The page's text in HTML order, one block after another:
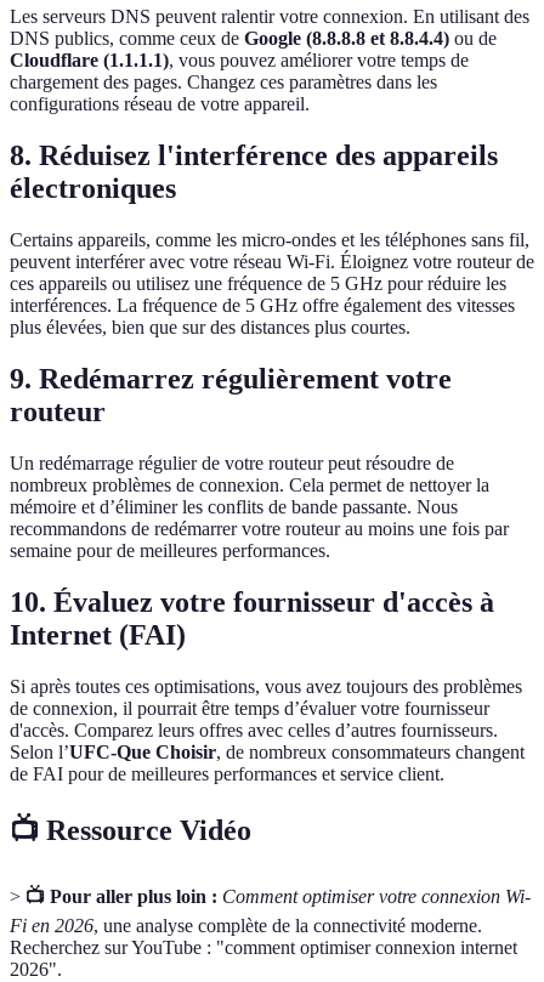
Les serveurs DNS peuvent ralentir votre connexion. En utilisant des
DNS publics, comme ceux de Google (8.8.8.8 et 8.8.4.4) ou de
Cloudflare (1.1.1.1), vous pouvez améliorer votre temps de
chargement des pages. Changez ces paramètres dans les
configurations réseau de votre appareil.
8. Réduisez l'interférence des appareils
électroniques
Certains appareils, comme les micro-ondes et les téléphones sans fil,
peuvent interférer avec votre réseau Wi-Fi. Éloignez votre routeur de
ces appareils ou utilisez une fréquence de 5 GHz pour réduire les
interférences. La fréquence de 5 GHz offre également des vitesses
plus élevées, bien que sur des distances plus courtes.
9. Redémarrez régulièrement votre
routeur
Un redémarrage régulier de votre routeur peut résoudre de
nombreux problèmes de connexion. Cela permet de nettoyer la
mémoire et d’éliminer les conflits de bande passante. Nous
recommandons de redémarrer votre routeur au moins une fois par
semaine pour de meilleures performances.
10. Évaluez votre fournisseur d'accès à
Internet (FAI)
Si après toutes ces optimisations, vous avez toujours des problèmes
de connexion, il pourrait être temps d’évaluer votre fournisseur
d'accès. Comparez leurs offres avec celles d’autres fournisseurs.
Selon l’UFC-Que Choisir, de nombreux consommateurs changent
de FAI pour de meilleures performances et service client.
📺 Ressource Vidéo
> 📺 Pour aller plus loin : Comment optimiser votre connexion Wi-
Fi en 2026, une analyse complète de la connectivité moderne.
Recherchez sur YouTube : "comment optimiser connexion internet
2026".